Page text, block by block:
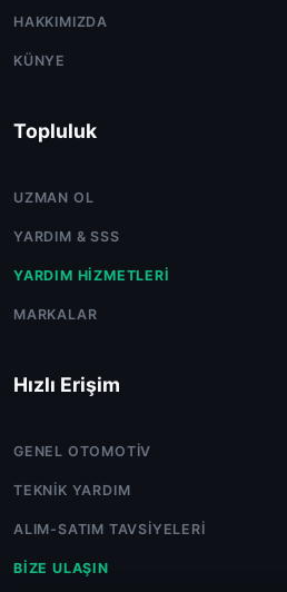
HAKKIMIZDA
KÜNYE
Topluluk
UZMAN OL
YARDIM & SSS
YARDIM HIZMETLERI
MARKALAR
Hızlı Erişim
GENEL OTOMOTIV
TEKNIK YARDIM
ALIM-SATIM TAVSIYELERI
BIZE ULAŞIN